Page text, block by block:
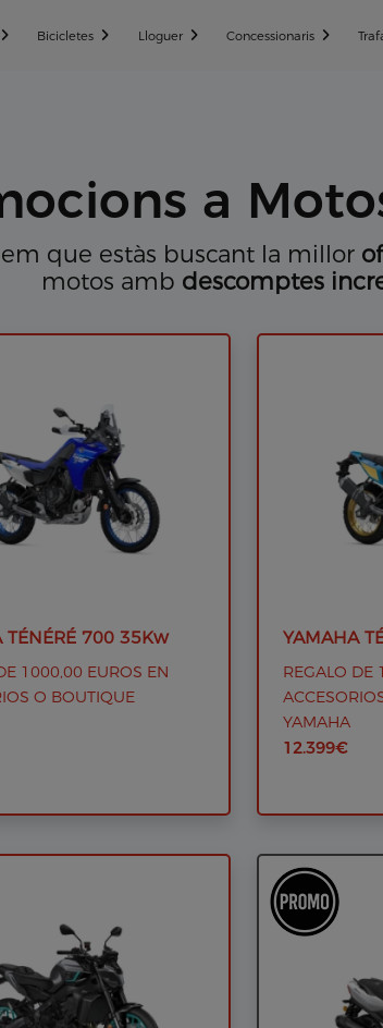
Bicicletes Lloguer Concessionaris
a
que estàs buscant la millor
motos amb descomptes
TÉNÉRÉ 700 35Kw
1000,00 EUROS EN
O BOUTIQUE
YAMAHA
REGALO DE
YAMAHA
12.399€